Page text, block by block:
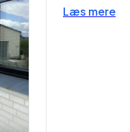
Læs mere